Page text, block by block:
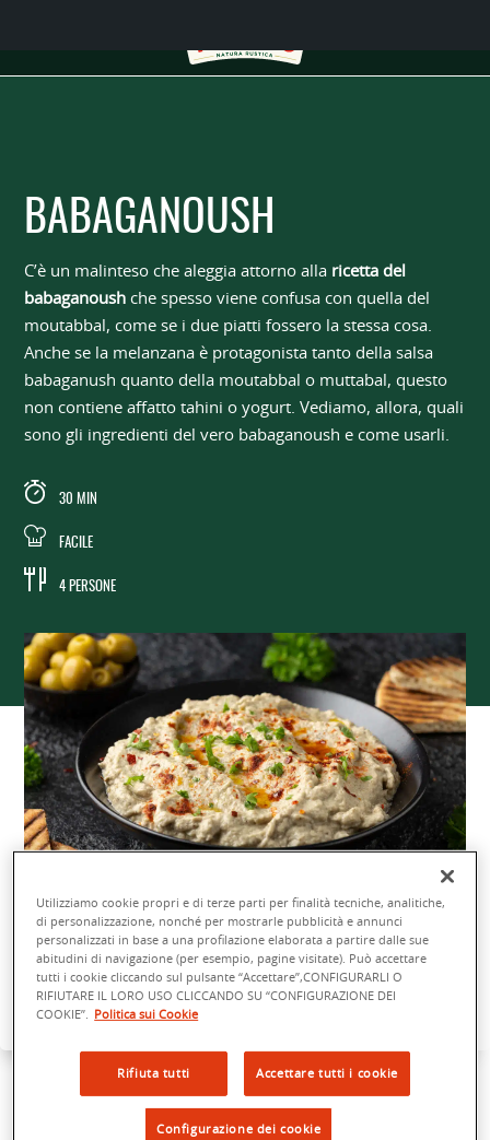
BABAGANOUSH
C’è un malinteso che aleggia attorno alla ricetta del
babaganoush che spesso viene confusa con quella del
moutabbal, come se i due piatti fossero la stessa cosa.
Anche se la melanzana è protagonista tanto della salsa
babaganush quanto della moutabbal o muttabal, questo
non contiene affatto tahini o yogurt. Vediamo, allora, quali
sono gli ingredienti del vero babaganoush e come usarli.
30 MIN
FACILE
4 PERSONE
(0)
Condividi
INGREDIENTI
PREPARAZIONE BABAGANOUSH
Utilizziamo cookie propri e di terze parti per finalità tecniche, analitiche,
di personalizzazione, nonché per mostrarle pubblicità e annunci
personalizzati in base a una profilazione elaborata a partire dalle sue
abitudini di navigazione (per esempio, pagine visitate). Può accettare
tutti i cookie cliccando sul pulsante “Accettare”,CONFIGURARLI O
RIFIUTARE IL LORO USO CLICCANDO SU “CONFIGURAZIONE DEI
COOKIE”.
Politica sui Cookie
Rifiuta tutti Accettare tutti i cookie
Configurazione dei cookie